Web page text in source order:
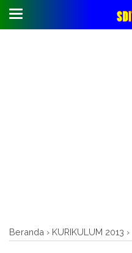
Beranda › KURIKULUM 2013 ›